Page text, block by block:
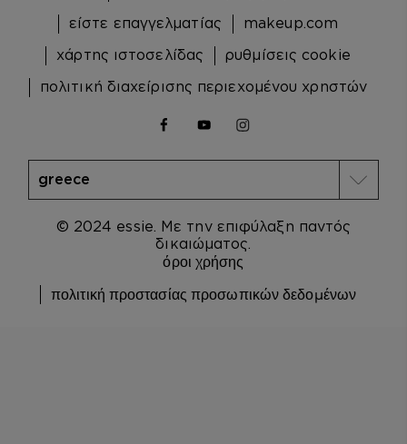
© 2024 essie. Με την επιφύλαξη παντός
δικαιώματος.
όροι χρήσης
πολιτική προστασίας προσωπικών δεδομένων
είστε επαγγελματίας
makeup.com
χάρτης ιστοσελίδας
ρυθμίσεις cookie
πολιτική διαχείρισης περιεχομένου χρηστών
facebookyoutubeinstagram